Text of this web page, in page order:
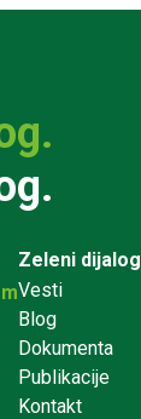
Zeleni dijalog
Vesti
Blog
Dokumenta
Publikacije
Kontakt